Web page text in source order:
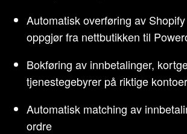
Automatisk overføring av
oppgjør fra nettbutikken til
Bokføring av innbetalinger,
tjenestegebyrer på riktige kontoer
Automatisk matching av
ordre